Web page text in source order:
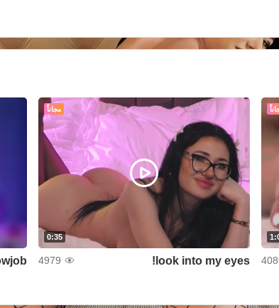
مجاناً
0:35
look into my eyes!
4979